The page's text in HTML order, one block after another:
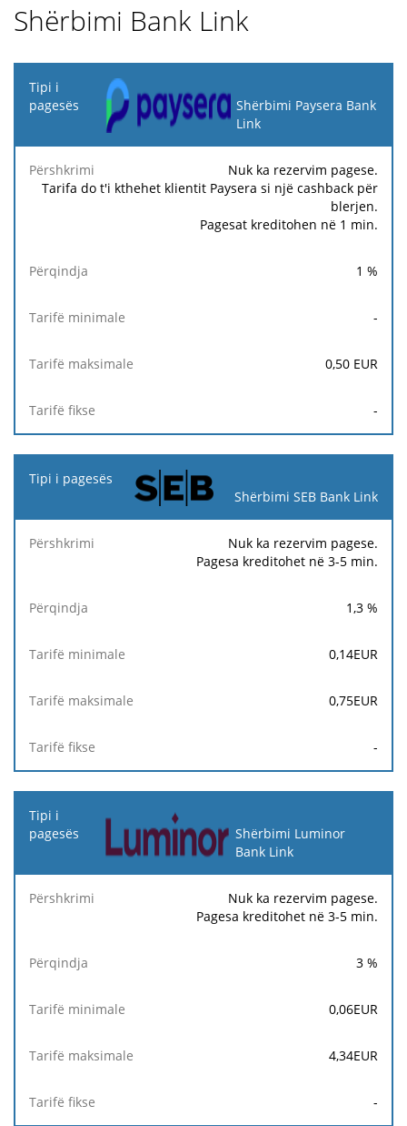
Shërbimi Bank Link
Tipi i
pagesës
Tarifë
minimale
Tarifë
maksimale
Shërbimi Paysera Bank
Link
Nuk ka rezervim pagese.
Tarifa do t'i kthehet klientit Paysera si një cashback për
blerjen.
Pagesat kreditohen në 1 min.
1 %
-
0,50 EUR
-
Shërbimi SEB Bank Link
Nuk ka rezervim pagese.
Pagesa kreditohet në 3-5 min.
1,3 %
0,14EUR
0,75EUR
-
Shërbimi Luminor
Bank Link
Nuk ka rezervim pagese.
Pagesa kreditohet në 3-5 min.
3 %
0,06EUR
4,34EUR
-